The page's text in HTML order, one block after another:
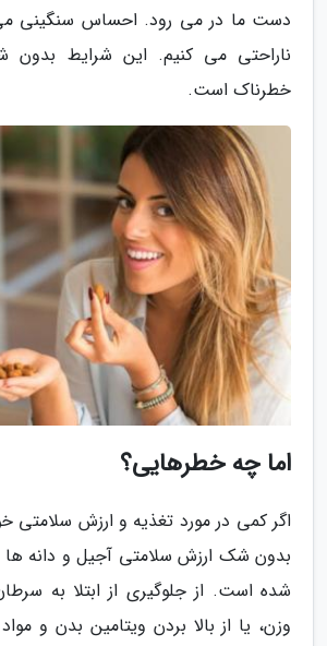
دست ما در می رود. احساس سنگینی
ناراحتی می کنیم. این شرایط
خطرناک است.
اما چه خطرهایی؟
اگر کمی در مورد تغذیه و ارزش سلامتی
بدون شک ارزش سلامتی آجیل و دانه ها
شده است. از جلوگیری از ابتلا به
وزن، یا از بالا بردن ویتامین بدن و